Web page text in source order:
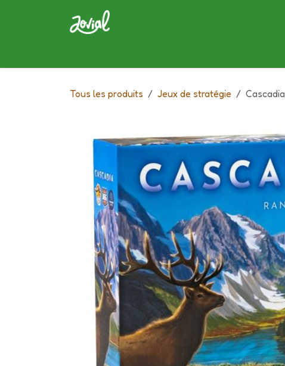
Tous les produits Jeux de stratégie Cascadia